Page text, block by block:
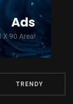
TRENDY